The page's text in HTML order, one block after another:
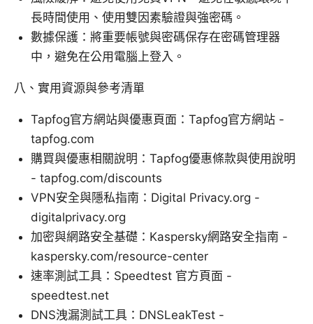
長時間使用、使用雙因素驗證與強密碼。
數據保護：將重要帳號與密碼保存在密碼管理器
中，避免在公用電腦上登入。
八、實用資源與參考清單
Tapfog官方網站與優惠頁面：Tapfog官方網站 -
tapfog.com
購買與優惠相關說明：Tapfog優惠條款與使用說明
- tapfog.com/discounts
VPN安全與隱私指南：Digital Privacy.org -
digitalprivacy.org
加密與網路安全基礎：Kaspersky網路安全指南 -
kaspersky.com/resource-center
速率測試工具：Speedtest 官方頁面 -
speedtest.net
DNS洩漏測試工具：DNSLeakTest -